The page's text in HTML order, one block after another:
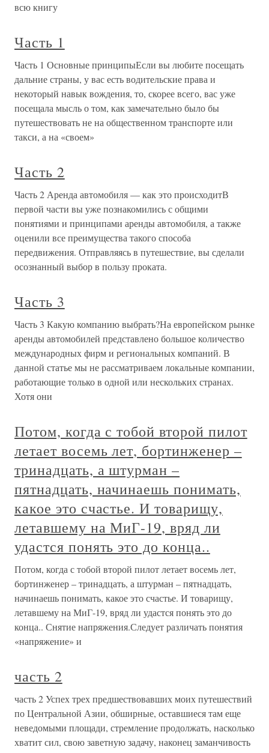
всю книгу
Часть 1
Часть 1 Основные принципыЕсли вы любите посещать
дальние страны, у вас есть водительские права и
некоторый навык вождения, то, скорее всего, вас уже
посещала мысль о том, как замечательно было бы
путешествовать не на общественном транспорте или
такси, а на «своем»
Часть 2
Часть 2 Аренда автомобиля — как это происходитВ
первой части вы уже познакомились с общими
понятиями и принципами аренды автомобиля, а также
оценили все преимущества такого способа
передвижения. Отправляясь в путешествие, вы сделали
осознанный выбор в пользу проката.
Часть 3
Часть 3 Какую компанию выбрать?На европейском рынке
аренды автомобилей представлено большое количество
международных фирм и региональных компаний. В
данной статье мы не рассматриваем локальные компании,
работающие только в одной или нескольких странах.
Хотя они
Потом, когда с тобой второй пилот
летает восемь лет, бортинженер –
тринадцать, а штурман –
пятнадцать, начинаешь понимать,
какое это счастье. И товарищу,
летавшему на МиГ-19, вряд ли
удастся понять это до конца..
Потом, когда с тобой второй пилот летает восемь лет,
бортинженер – тринадцать, а штурман – пятнадцать,
начинаешь понимать, какое это счастье. И товарищу,
летавшему на МиГ-19, вряд ли удастся понять это до
конца.. Снятие напряжения.Следует различать понятия
«напряжение» и
часть 2
часть 2 Успех трех предшествовавших моих путешествий
по Центральной Азии, обширные, оставшиеся там еще
неведомыми площади, стремление продолжать, насколько
хватит сил, свою заветную задачу, наконец заманчивость